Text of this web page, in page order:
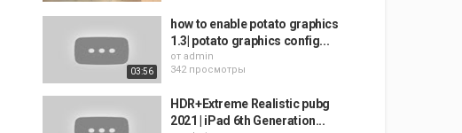
03:56
how to enable potato graphics
1.3| potato graphics config...
от admin
342 просмотры
HDR+Extreme Realistic pubg
2021 | iPad 6th Generation...